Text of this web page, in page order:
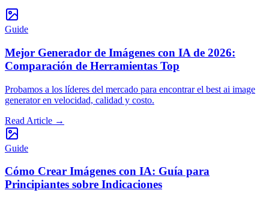
Guide
Mejor Generador de Imágenes con IA de 2026:
Comparación de Herramientas Top
Probamos a los líderes del mercado para encontrar el best ai image
generator en velocidad, calidad y costo.
Read Article →
Guide
Cómo Crear Imágenes con IA: Guía para
Principiantes sobre Indicaciones